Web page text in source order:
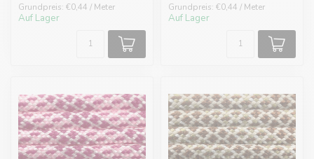
Grundpreis: €0,44 / Meter
Auf Lager
Grundpreis: €0,44 / Meter
Auf Lager